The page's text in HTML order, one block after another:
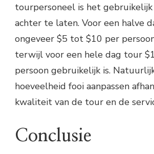
tourpersoneel is het
achter te laten. Voor een halve
ongeveer $5 tot $10 per
terwijl voor een hele dag tour
persoon gebruikelijk is.
hoeveelheid fooi aanpassen
kwaliteit van de tour en de
Conclusie